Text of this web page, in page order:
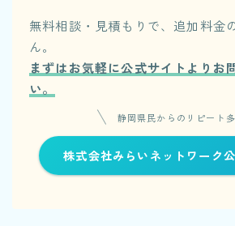
無料相談・見積もりで、追加料金
ん。
まずはお気軽に公式サイトよりお
い。
静岡県民からのリピート
株式会社みらいネットワーク